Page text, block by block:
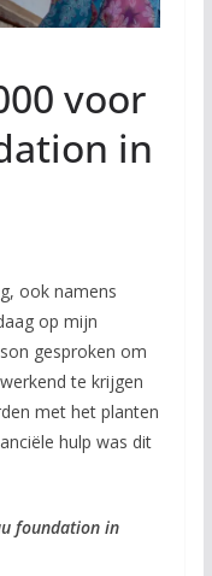
voor
in
ook namens
op mijn
gesproken om
te krijgen
met het planten
hulp was dit
foundation in